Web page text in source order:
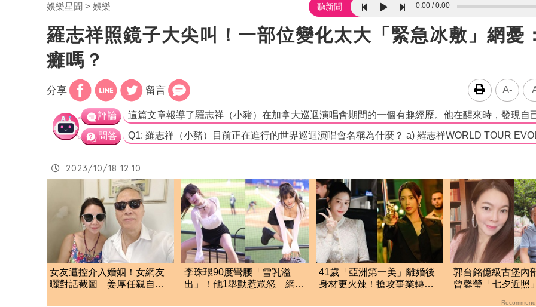
娛樂星聞 娛樂 聽新聞 0:00 0:00
羅志祥照鏡子大尖叫！一部位變化太大「緊急冰敷」網憂
癱嗎？
分享 留言 A-
評論
問答
2023/10/18 12:10
女友遭控介入婚姻！女網友
曬對話截圖 姜厚任親自回
李珠珢90度彎腰「雪乳溢
出」！他1舉動惹眾怒 網
41歲「亞洲第一美」離婚後
身材更火辣！搶攻事業轉戰
郭台銘億級古堡內
曾馨瑩「七夕近照